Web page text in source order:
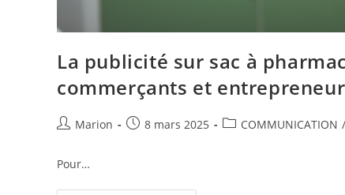
La publicité sur sac à
commerçants et
Marion 8 mars 2025 COMMUNICATION /
Pour…